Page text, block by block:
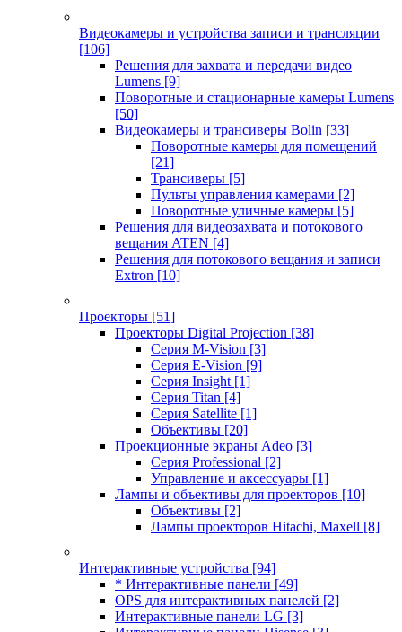
Видеокамеры и устройства записи и трансляции
[106]
Решения для захвата и передачи видео
Lumens [9]
Поворотные и стационарные камеры Lumens
[50]
Видеокамеры и трансиверы Bolin [33]
Поворотные камеры для помещений
[21]
Трансиверы [5]
Пульты управления камерами [2]
Поворотные уличные камеры [5]
Решения для видеозахвата и потокового
вещания ATEN [4]
Решения для потокового вещания и записи
Extron [10]
Проекторы [51]
Проекторы Digital Projection [38]
Серия M-Vision [3]
Серия E-Vision [9]
Серия Insight [1]
Серия Titan [4]
Серия Satellite [1]
Объективы [20]
Проекционные экраны Adeo [3]
Серия Professional [2]
Управление и аксессуары [1]
Лампы и объективы для проекторов [10]
Объективы [2]
Лампы проекторов Hitachi, Maxell [8]
Интерактивные устройства [94]
* Интерактивные панели [49]
OPS для интерактивных панелей [2]
Интерактивные панели LG [3]